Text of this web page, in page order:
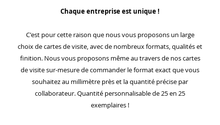
Chaque entreprise est unique !
C'est pour cette raison que nous vous proposons un large
choix de cartes de visite, avec de nombreux formats, qualités et
finition. Nous vous proposons même au travers de nos cartes
de visite sur-mesure de commander le format exact que vous
souhaitez au millimètre près et la quantité précise par
collaborateur. Quantité personnalisable de 25 en 25
exemplaires !